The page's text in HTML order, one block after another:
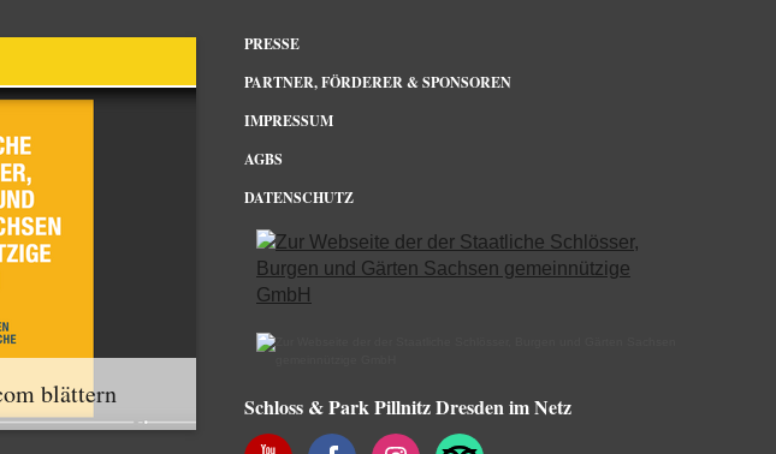
blättern
PRESSE
PARTNER, FÖRDERER & SPONSOREN
IMPRESSUM
AGBS
DATENSCHUTZ
Schloss & Park Pillnitz Dresden im Netz